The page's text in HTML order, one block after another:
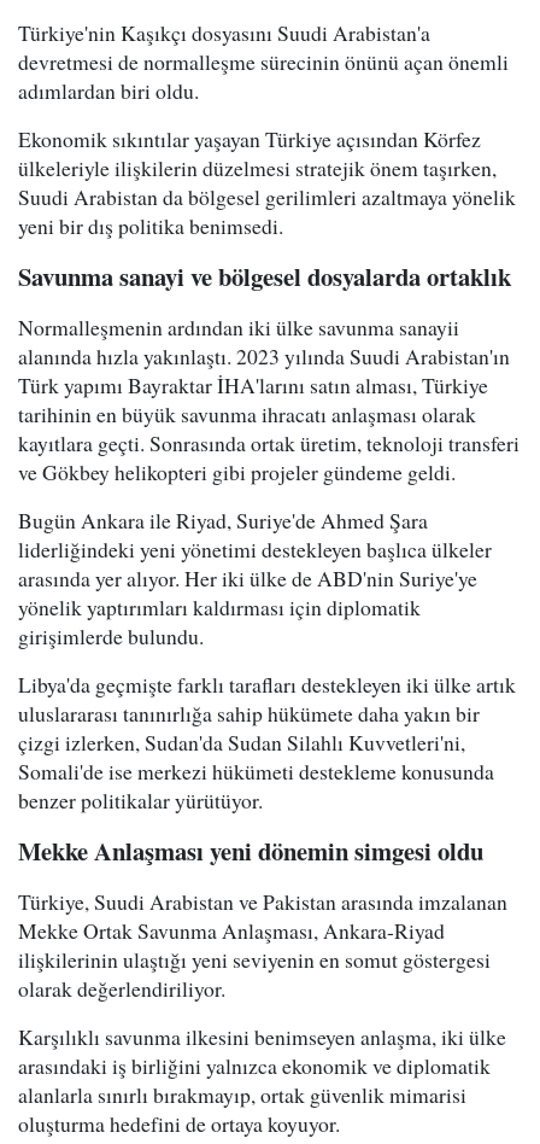
Türkiye'nin Kaşıkçı dosyasını Suudi Arabistan'a
devretmesi de normalleşme sürecinin önünü açan önemli
adımlardan biri oldu.
Ekonomik sıkıntılar yaşayan Türkiye açısından Körfez
ülkeleriyle ilişkilerin düzelmesi stratejik önem taşırken,
Suudi Arabistan da bölgesel gerilimleri azaltmaya yönelik
yeni bir dış politika benimsedi.
Savunma sanayi ve bölgesel dosyalarda ortaklık
Normalleşmenin ardından iki ülke savunma sanayii
alanında hızla yakınlaştı. 2023 yılında Suudi Arabistan'ın
Türk yapımı Bayraktar İHA'larını satın alması, Türkiye
tarihinin en büyük savunma ihracatı anlaşması olarak
kayıtlara geçti. Sonrasında ortak üretim, teknoloji transferi
ve Gökbey helikopteri gibi projeler gündeme geldi.
Bugün Ankara ile Riyad, Suriye'de Ahmed Şara
liderliğindeki yeni yönetimi destekleyen başlıca ülkeler
arasında yer alıyor. Her iki ülke de ABD'nin Suriye'ye
yönelik yaptırımları kaldırması için diplomatik
girişimlerde bulundu.
Libya'da geçmişte farklı tarafları destekleyen iki ülke artık
uluslararası tanınırlığa sahip hükümete daha yakın bir
çizgi izlerken, Sudan'da Sudan Silahlı Kuvvetleri'ni,
Somali'de ise merkezi hükümeti destekleme konusunda
benzer politikalar yürütüyor.
Mekke Anlaşması yeni dönemin simgesi oldu
Türkiye, Suudi Arabistan ve Pakistan arasında imzalanan
Mekke Ortak Savunma Anlaşması, Ankara-Riyad
ilişkilerinin ulaştığı yeni seviyenin en somut göstergesi
olarak değerlendiriliyor.
Karşılıklı savunma ilkesini benimseyen anlaşma, iki ülke
arasındaki iş birliğini yalnızca ekonomik ve diplomatik
alanlarla sınırlı bırakmayıp, ortak güvenlik mimarisi
oluşturma hedefini de ortaya koyuyor.